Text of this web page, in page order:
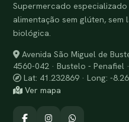
Supermercado especializado
alimentação sem glúten, sem
biológica.
Avenida São Miguel de
4560-042 · Bustelo - Penafiel
Lat: 41.232869 · Long: -
Ver mapa